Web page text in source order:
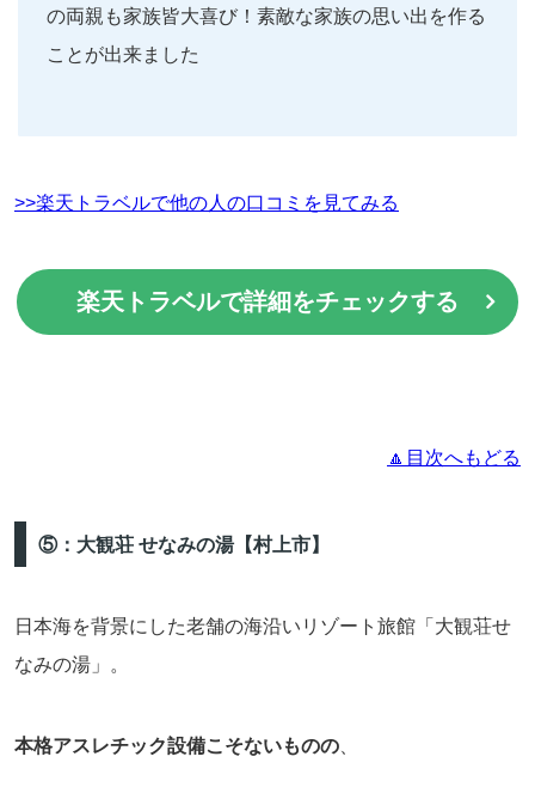
の両親も家族皆大喜び！素敵な家族の思い出を作る
ことが出来ました
>>楽天トラベルで他の人の口コミを見てみる
楽天トラベルで詳細をチェックする
🔼目次へもどる
⑤：大観荘 せなみの湯【村上市】
日本海を背景にした老舗の海沿いリゾート旅館「大観荘せ
なみの湯」。
本格アスレチック設備こそないものの